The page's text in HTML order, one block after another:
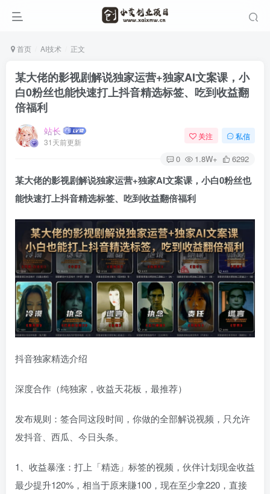
首页 AI技术 正文
某大佬的影视剧解说独家运营+独家AI文案课，小
白0粉丝也能快速打上抖音精选标签、吃到收益翻
倍福利
站长
31天前更新
关注 私信
0 1.8W+ 6292
某大佬的影视剧解说独家运营+独家AI文案课，小白0粉丝也
能快速打上抖音精选标签、吃到收益翻倍福利
抖音独家精选介绍
深度合作（纯独家，收益天花板，最推荐）
发布规则：签合同这段时间，你做的全部解说视频，只允许
发抖音、西瓜、今日头条。
1、收益暴涨：打上「精选」标签的视频，伙伴计划现金收益
最少提升120%，相当于原来賺100，现在至少拿220，直接